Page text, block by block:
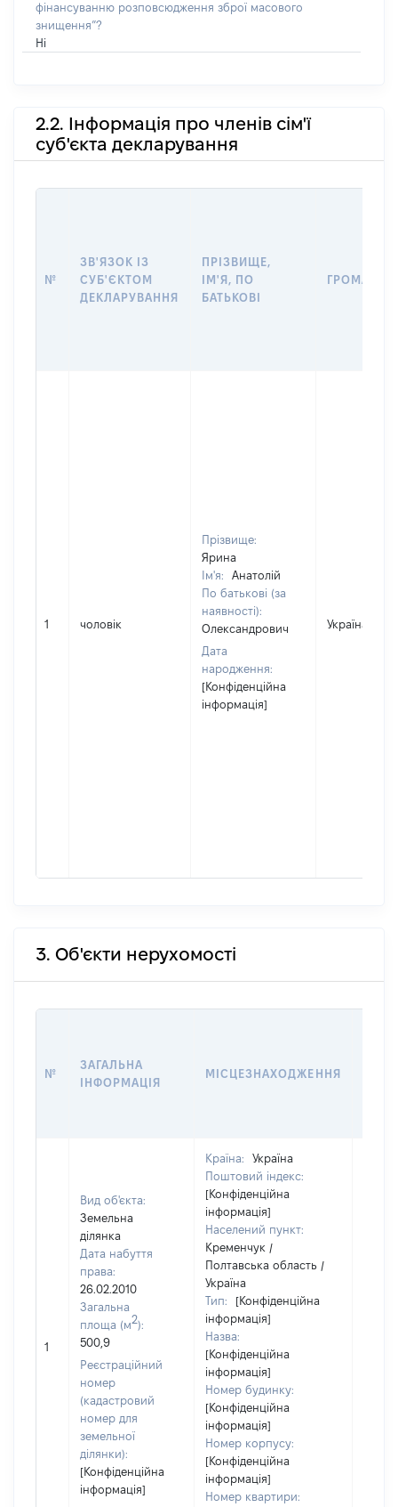
фінансуванню розповсюдження зброї масового
знищення”?
Ні
2.2. Інформація про членів сім'ї
суб'єкта декларування
№
ЗВ'ЯЗОК ІЗ
СУБ'ЄКТОМ
ДЕКЛАРУВАННЯ
ПРІЗВИЩЕ,
ІМ'Я, ПО
БАТЬКОВІ
1 чоловік
Прізвище:
Ярина
Ім'я:
Анатолій
По батькові (за
наявності):
Олександрович
Дата
народження:
[Конфіденційна
інформація]
Україна
3. Об'єкти нерухомості
№
ЗАГАЛЬНА
ІНФОРМАЦІЯ
МІСЦЕЗНАХОДЖЕННЯ
1
Вид об'єкта:
Земельна
ділянка
Дата набуття
права:
26.02.2010
Загальна
площа (м2):
500,9
Реєстраційний
номер
(кадастровий
номер для
земельної
ділянки):
[Конфіденційна
інформація]
Країна:
Україна
Поштовий індекс:
[Конфіденційна
інформація]
Населений пункт:
Кременчук /
Полтавська область /
Україна
Тип:
[Конфіденційна
інформація]
Назва:
[Конфіденційна
інформація]
Номер будинку:
[Конфіденційна
інформація]
Номер корпусу:
[Конфіденційна
інформація]
Номер квартири: